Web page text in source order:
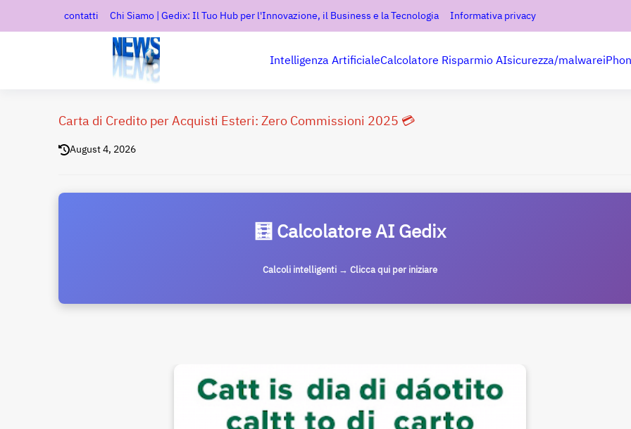
contatti Chi Siamo | Gedix: Il Tuo Hub per l'Innovazione, il Business e la Tecnologia Informativa privacy
Intelligenza ArtificialeCalcolatore Risparmio AIsicurezza/malware
Carta di Credito per Acquisti Esteri: Zero Commissioni 2025 💳
August 4, 2026
🧮 Calcolatore AI Gedix
Calcoli intelligenti → Clicca qui per iniziare